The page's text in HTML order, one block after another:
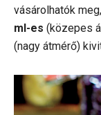
vásárolhatók
ml-es (közepes
(nagy átmérő)